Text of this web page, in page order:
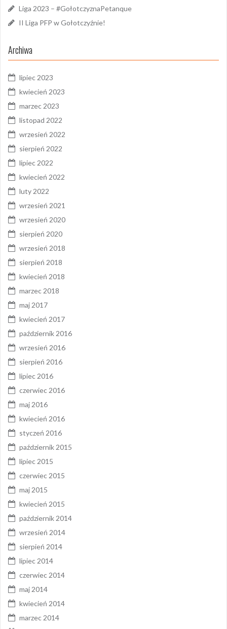
Liga 2023 – #GołotczyznaPetanque
II Liga PFP w Gołotczyźnie!
Archiwa
lipiec 2023
kwiecień 2023
marzec 2023
listopad 2022
wrzesień 2022
sierpień 2022
lipiec 2022
kwiecień 2022
luty 2022
wrzesień 2021
wrzesień 2020
sierpień 2020
wrzesień 2018
sierpień 2018
kwiecień 2018
marzec 2018
maj 2017
kwiecień 2017
październik 2016
wrzesień 2016
sierpień 2016
lipiec 2016
czerwiec 2016
maj 2016
kwiecień 2016
styczeń 2016
październik 2015
lipiec 2015
czerwiec 2015
maj 2015
kwiecień 2015
październik 2014
wrzesień 2014
sierpień 2014
lipiec 2014
czerwiec 2014
maj 2014
kwiecień 2014
marzec 2014